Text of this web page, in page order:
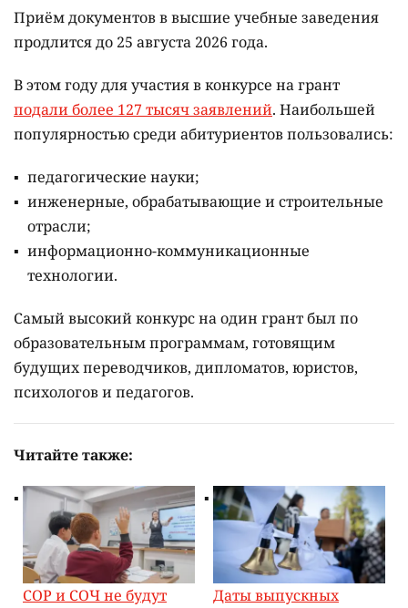
Приём документов в высшие учебные заведения
продлится до 25 августа 2026 года.
В этом году для участия в конкурсе на грант
подали более 127 тысяч заявлений. Наибольшей
популярностью среди абитуриентов пользовались:
педагогические науки;
инженерные, обрабатывающие и строительные
отрасли;
информационно-коммуникационные
технологии.
Самый высокий конкурс на один грант был по
образовательным программам, готовящим
будущих переводчиков, дипломатов, юристов,
психологов и педагогов.
Читайте также:
СОР и СОЧ не будут
Даты выпускных